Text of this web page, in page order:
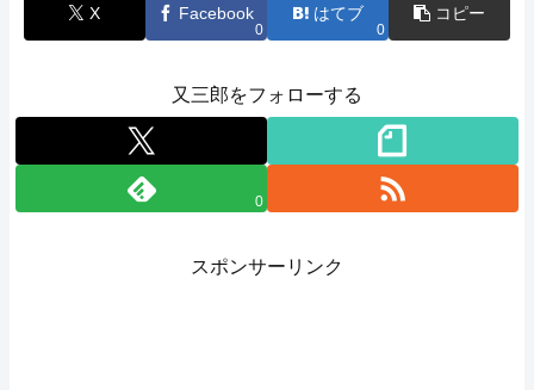
X Facebook
0
はてブ
0
コピー
又三郎をフォローする
0
スポンサーリンク